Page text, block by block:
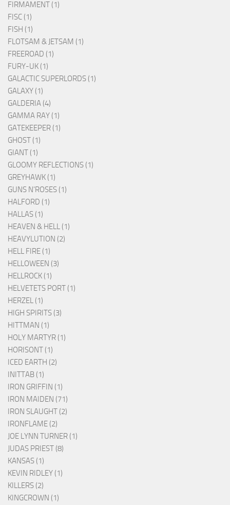
FIRMAMENT (1)
FISC (1)
FISH (1)
FLOTSAM & JETSAM (1)
FREEROAD (1)
FURY-UK (1)
GALACTIC SUPERLORDS (1)
GALAXY (1)
GALDERIA (4)
GAMMA RAY (1)
GATEKEEPER (1)
GHOST (1)
GIANT (1)
GLOOMY REFLECTIONS (1)
GREYHAWK (1)
GUNS N'ROSES (1)
HALFORD (1)
HALLAS (1)
HEAVEN & HELL (1)
HEAVYLUTION (2)
HELL FIRE (1)
HELLOWEEN (3)
HELLROCK (1)
HELVETETS PORT (1)
HERZEL (1)
HIGH SPIRITS (3)
HITTMAN (1)
HOLY MARTYR (1)
HORISONT (1)
ICED EARTH (2)
INITTAB (1)
IRON GRIFFIN (1)
IRON MAIDEN (71)
IRON SLAUGHT (2)
IRONFLAME (2)
JOE LYNN TURNER (1)
JUDAS PRIEST (8)
KANSAS (1)
KEVIN RIDLEY (1)
KILLERS (2)
KINGCROWN (1)